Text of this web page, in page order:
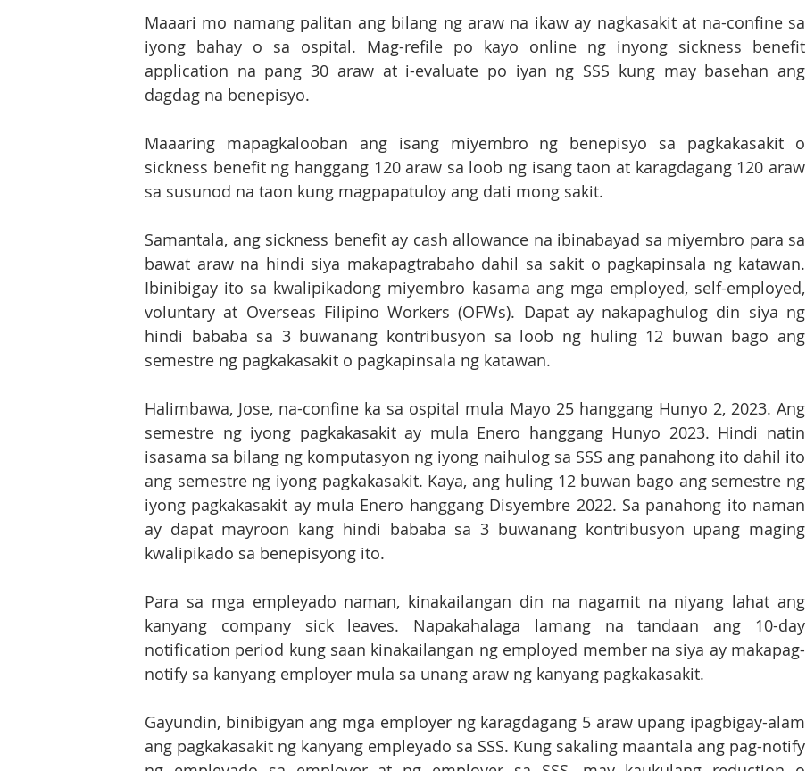
Maaari mo namang palitan ang bilang ng araw na ikaw ay nagkasakit at na-confine sa
iyong bahay o sa ospital. Mag-refile po kayo online ng inyong sickness benefit
application na pang 30 araw at i-evaluate po iyan ng SSS kung may basehan ang
dagdag na benepisyo.
Maaaring mapagkalooban ang isang miyembro ng benepisyo sa pagkakasakit o
sickness benefit ng hanggang 120 araw sa loob ng isang taon at karagdagang 120 araw
sa susunod na taon kung magpapatuloy ang dati mong sakit.
Samantala, ang sickness benefit ay cash allowance na ibinabayad sa miyembro para sa
bawat araw na hindi siya makapagtrabaho dahil sa sakit o pagkapinsala ng katawan.
Ibinibigay ito sa kwalipikadong miyembro kasama ang mga employed, self-employed,
voluntary at Overseas Filipino Workers (OFWs). Dapat ay nakapaghulog din siya ng
hindi bababa sa 3 buwanang kontribusyon sa loob ng huling 12 buwan bago ang
semestre ng pagkakasakit o pagkapinsala ng katawan.
Halimbawa, Jose, na-confine ka sa ospital mula Mayo 25 hanggang Hunyo 2, 2023. Ang
semestre ng iyong pagkakasakit ay mula Enero hanggang Hunyo 2023. Hindi natin
isasama sa bilang ng komputasyon ng iyong naihulog sa SSS ang panahong ito dahil ito
ang semestre ng iyong pagkakasakit. Kaya, ang huling 12 buwan bago ang semestre ng
iyong pagkakasakit ay mula Enero hanggang Disyembre 2022. Sa panahong ito naman
ay dapat mayroon kang hindi bababa sa 3 buwanang kontribusyon upang maging
kwalipikado sa benepisyong ito.
Para sa mga empleyado naman, kinakailangan din na nagamit na niyang lahat ang
kanyang company sick leaves. Napakahalaga lamang na tandaan ang 10-day
notification period kung saan kinakailangan ng employed member na siya ay makapag-
notify sa kanyang employer mula sa unang araw ng kanyang pagkakasakit.
Gayundin, binibigyan ang mga employer ng karagdagang 5 araw upang ipagbigay-alam
ang pagkakasakit ng kanyang empleyado sa SSS. Kung sakaling maantala ang pag-notify